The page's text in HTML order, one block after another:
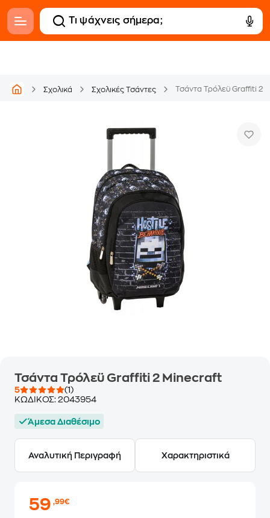
Σχολικά Σχολικές Τσάντες Τσάντα Τρόλεϋ Graffiti 2
Τσάντα Τρόλεϋ Graffiti 2 Minecraft
5
(1)
ΚΩΔΙΚΟΣ: 2043954
Άμεσα Διαθέσιμο
Αναλυτική Περιγραφή Χαρακτηριστικά
59,99€